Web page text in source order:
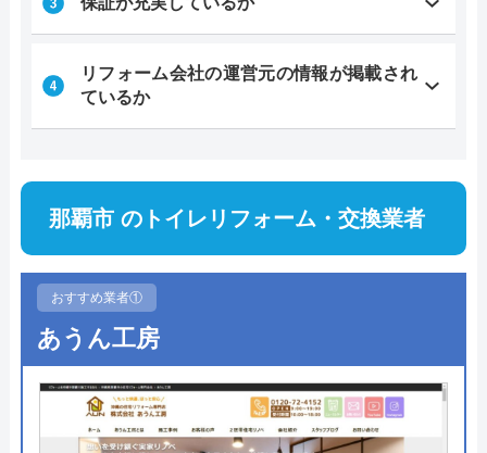
リフォーム会社の運営元の情報が掲載され
ているか
那覇市 のトイレリフォーム・交換業者
おすすめ業者①
あうん工房